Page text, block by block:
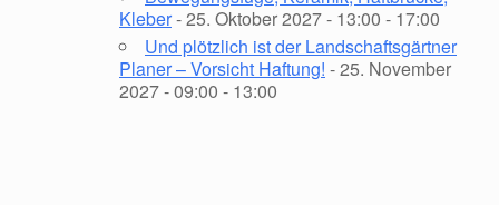
Kleber- 25. Oktober 2027 - 13:00 - 17:00
Und plötzlich ist der Landschaftsgärtner
Planer – Vorsicht Haftung! - 25. November
2027 - 09:00 - 13:00